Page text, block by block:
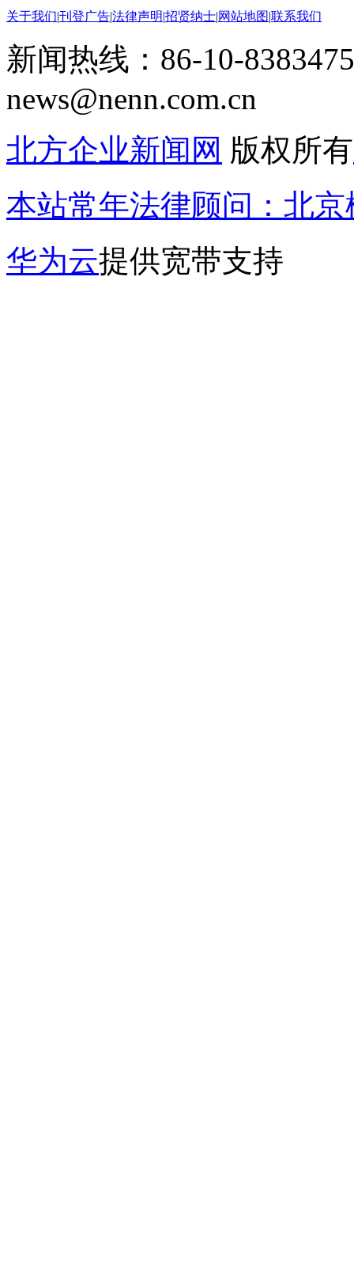
关于我们|刊登广告|法律声明|招贤纳士|网站地图|联系我们
新闻热线：86-10-
news@nenn.com.cn
北方企业新闻网 版权所有
本站常年法律顾问：北
华为云提供宽带支持